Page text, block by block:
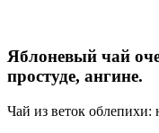
Яблоневый чай
простуде, ангине.
Чай из веток облепихи: